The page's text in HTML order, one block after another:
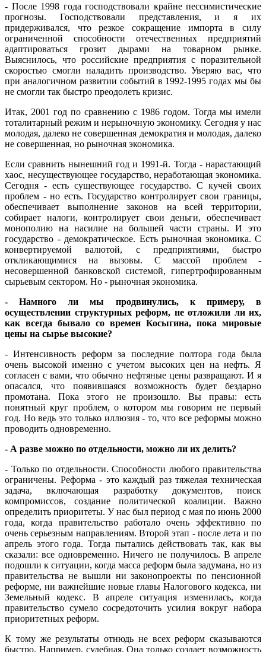
- После 1998 года господствовали крайне пессимистические
прогнозы. Господствовали представления, и я их
придерживался, что резкое сокращение импорта в силу
ограниченной способности отечественных предприятий
адаптироваться грозит дырами на товарном рынке.
Выяснилось, что российские предприятия с поразительной
скоростью смогли наладить производство. Уверяю вас, что
при аналогичном развитии событий в 1992-1995 годах мы бы
не смогли так быстро преодолеть кризис.
Итак, 2001 год по сравнению с 1986 годом. Тогда мы имели
тоталитарный режим и нерыночную экономику. Сегодня у нас
молодая, далеко не совершенная демократия и молодая, далеко
не совершенная, но рыночная экономика.
Если сравнить нынешний год и 1991-й. Тогда - нарастающий
хаос, несуществующее государство, неработающая экономика.
Сегодня - есть существующее государство. С кучей своих
проблем - но есть. Государство контролирует свои границы,
обеспечивает выполнение законов на всей территории,
собирает налоги, контролирует свои деньги, обеспечивает
монополию на насилие на большей части страны. И это
государство - демократическое. Есть рыночная экономика. С
конвертируемой валютой, с предприятиями, быстро
откликающимися на вызовы. С массой проблем -
несовершенной банковской системой, гипертрофированным
сырьевым сектором. Но - рыночная экономика.
- Намного ли мы продвинулись, к примеру, в
осуществлении структурных реформ, не отложили ли их,
как всегда бывало со времен Косыгина, пока мировые
цены на сырье высокие?
- Интенсивность реформ за последние полтора года была
очень высокой именно с учетом высоких цен на нефть. Я
согласен с вами, что обычно нефтяные цены развращают. И я
опасался, что появившаяся возможность будет бездарно
промотана. Пока этого не произошло. Вы правы: есть
понятный круг проблем, о котором мы говорим не первый
год. Но ведь это только иллюзия - то, что все реформы можно
проводить одновременно.
- А разве можно по отдельности, можно ли их делить?
- Только по отдельности. Способности любого правительства
ограничены. Реформа - это каждый раз тяжелая техническая
задача, включающая разработку документов, поиск
компромиссов, создание политической коалиции. Важно
определить приоритеты. У нас был период с мая по июнь 2000
года, когда правительство работало очень эффективно по
очень серьезным направлениям. Второй этап - после лета и по
апрель этого года. Тогда пытались действовать так, как вы
сказали: все одновременно. Ничего не получилось. В апреле
подошли к ситуации, когда масса реформ была задумана, но из
правительства не вышли ни законопроекты по пенсионной
реформе, ни важнейшие новые главы Налогового кодекса, ни
Земельный кодекс. В апреле ситуация изменилась, когда
правительство сумело сосредоточить усилия вокруг набора
приоритетных реформ.
К тому же результаты отнюдь не всех реформ сказываются
быстро. Например, судебная. Она только создает возможность